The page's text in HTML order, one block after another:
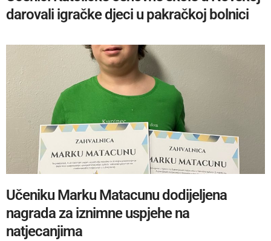
darovali igračke djeci u pakračkoj bolnici
Učeniku Marku Matacunu dodijeljena
nagrada za iznimne uspjehe na
natjecanjima